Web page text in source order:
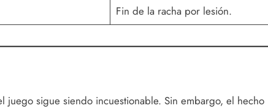
Fin de la racha por lesión.
juego sigue siendo incuestionable. Sin embargo, el hecho